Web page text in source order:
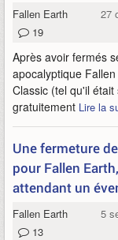
Fallen Earth
27
19
Après avoir fermés
apocalyptique
Classic (tel qu'il
gratuitement Lire la
Une fermeture
pour Fallen
attendant un
Fallen Earth
5
13